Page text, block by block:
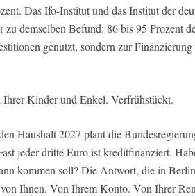
Das Ifo-Institut und das Institut der
demselben Befund: 86 bis 95 Prozent
genutzt, sondern zur Finanzierung
Kinder und Enkel. Verfrühstückt.
Haushalt 2027 plant die
jeder dritte Euro ist kreditfinanziert.
kommen soll? Die Antwort, die in
Ihnen. Von Ihrem Konto. Von Ihrer